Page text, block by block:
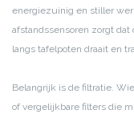
energiezuinig en stiller
afstandssensoren zorgt dat
langs tafelpoten draait en
Belangrijk is de filtratie.
of vergelijkbare filters die